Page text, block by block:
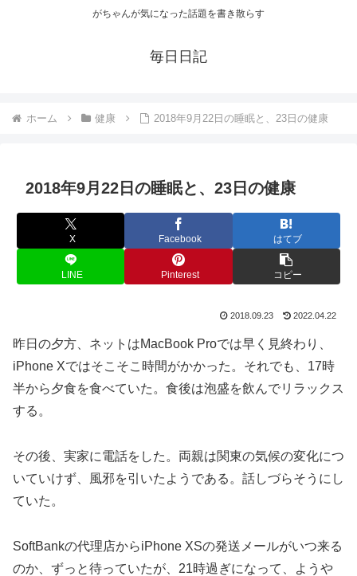
がちゃんが気になった話題を書き散らす
毎日日記
ホーム 健康 2018年9月22日の睡眠と、23日の健康
2018年9月22日の睡眠と、23日の健康
X Facebook はてブ
LINE Pinterest コピー
2018.09.23 2022.04.22
昨日の夕方、ネットはMacBook Proでは早く見終わり、
iPhone Xではそこそこ時間がかかった。それでも、17時
半から夕食を食べていた。食後は泡盛を飲んでリラックス
する。
その後、実家に電話をした。両親は関東の気候の変化につ
いていけず、風邪を引いたようである。話しづらそうにし
ていた。
SoftBankの代理店からiPhone XSの発送メールがいつ来る
のか、ずっと待っていたが、21時過ぎになって、ようや